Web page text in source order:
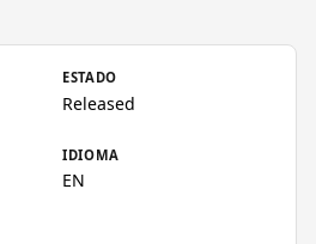
ESTADO
Released
IDIOMA
EN